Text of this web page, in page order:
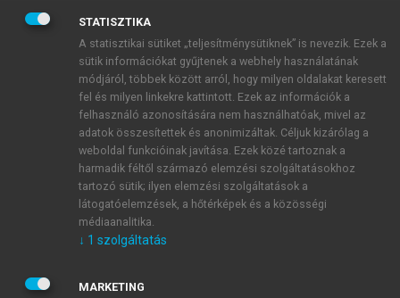
BELÉPÉS SAJÁT FIÓKKAL
ÚJ FIÓK LÉTREHOZÁSA
1 óra díjmentes hozzáférés
E-MAIL-CÍM
JELSZÓ
STATISZTIKA
A statisztikai sütiket „teljesítménysütiknek” is nevezik. Ezek a
sütik információkat gyűjtenek a webhely használatának
módjáról, többek között arról, hogy milyen oldalakat keresett
fel és milyen linkekre kattintott. Ezek az információk a
felhasználó azonosítására nem használhatóak, mivel az
adatok összesítettek és anonimizáltak. Céljuk kizárólag a
weboldal funkcióinak javítása. Ezek közé tartoznak a
harmadik féltől származó elemzési szolgáltatásokhoz
tartozó sütik; ilyen elemzési szolgáltatások a
látogatóelemzések, a hőtérképek és a közösségi
médiaanalitika.
↓ 1 szolgáltatás
MARKETING